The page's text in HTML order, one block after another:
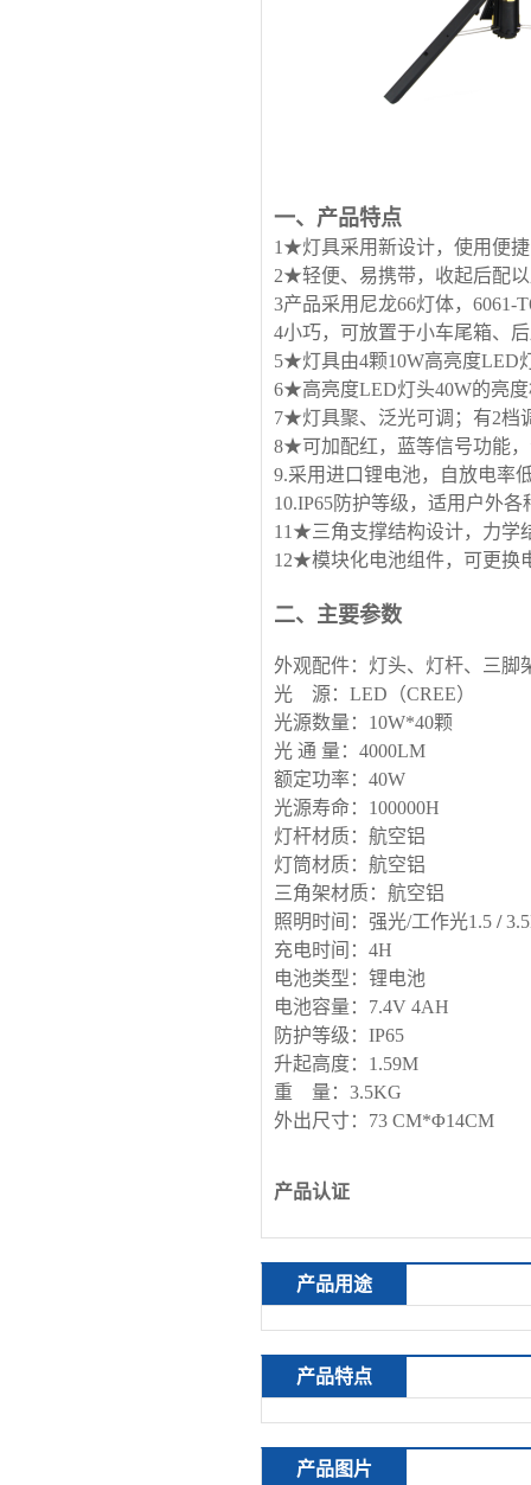
一、产品特点
1★灯具采用新设计，使用便捷
2★轻便、易携带，收起后配
3产品采用尼龙66灯体， 6061-
4小巧，可放置于小车尾箱、
5★灯具由4颗10W高亮度LED
6★高亮度LED灯头40W的亮
7★灯具聚、泛光可调；有2档
8★可加配红，蓝等信号功能
9.采用进口锂电池，自放电率
10.IP65防护等级，适用户外各
11★三角支撑结构设计，力学
12★模块化电池组件，可更换
二、主要参数
外观配件：灯头、灯杆、三脚
光
源： LED （CREE）
光源数量： 10W*40颗
光 通 量： 4000LM
额定功率： 40W
光源寿命： 100000H
灯杆材质：航空铝
灯筒材质：航空铝
三角架材质：航空铝
照明时间：强光/工作光1.5 /
充电时间： 4H
电池类型：锂电池
电池容量： 7.4V 4AH
防护等级： IP65
升起高度： 1.59M
重
量： 3.5KG
外出尺寸： 73 CM*Φ14CM
产品认证
产品用途
产品特点
产品图片